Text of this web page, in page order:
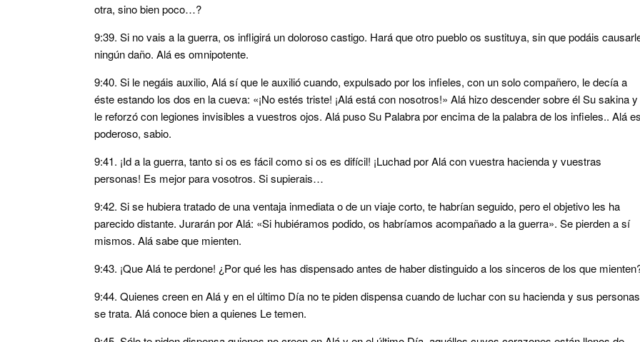
otra, sino bien poco…?
9:39. Si no vais a la guerra, os infligirá un doloroso castigo. Hará que otro pueblo os sustituya, sin que podáis
ningún daño. Alá es omnipotente.
9:40. Si le negáis auxilio, Alá sí que le auxilió cuando, expulsado por los infieles, con un solo compañero, le decía a
éste estando los dos en la cueva: «¡No estés triste! ¡Alá está con nosotros!» Alá hizo descender sobre él Su sakina y
le reforzó con legiones invisibles a vuestros ojos. Alá puso Su Palabra por encima de la palabra de los infieles.. Alá es
poderoso, sabio.
9:41. ¡Id a la guerra, tanto si os es fácil como si os es difícil! ¡Luchad por Alá con vuestra hacienda y vuestras
personas! Es mejor para vosotros. Si supierais…
9:42. Si se hubiera tratado de una ventaja inmediata o de un viaje corto, te habrían seguido, pero el objetivo les ha
parecido distante. Jurarán por Alá: «Si hubiéramos podido, os habríamos acompañado a la guerra». Se pierden a sí
mismos. Alá sabe que mienten.
9:43. ¡Que Alá te perdone! ¿Por qué les has dispensado antes de haber distinguido a los sinceros de los que
9:44. Quienes creen en Alá y en el último Día no te piden dispensa cuando de luchar con su hacienda y sus personas
se trata. Alá conoce bien a quienes Le temen.